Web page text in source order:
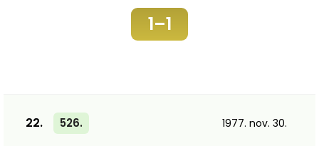
1–1
22. 526. 1977. nov. 30.